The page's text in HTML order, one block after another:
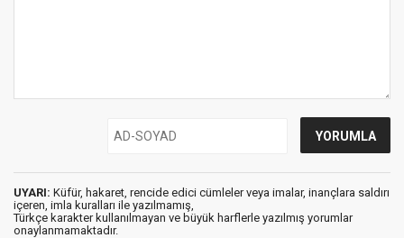
UYARI: Küfür, hakaret, rencide edici cümleler veya imalar, inançlara saldırı
içeren, imla kuralları ile yazılmamış,
Türkçe karakter kullanılmayan ve büyük harflerle yazılmış yorumlar
onaylanmamaktadır.